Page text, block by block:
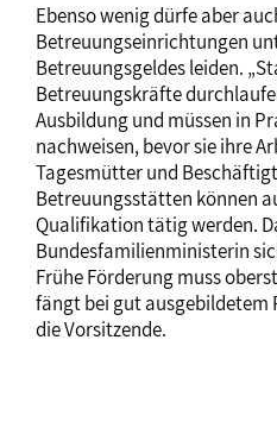
Ebenso wenig dürfe aber
Betreuungseinrichtungen
Betreuungsgeldes leiden.
Betreuungskräfte
Ausbildung und müssen in
nachweisen, bevor sie ihre
Tagesmütter und
Betreuungsstätten können
Qualifikation tätig werden.
Bundesfamilienministerin
Frühe Förderung muss
fängt bei gut ausgebildetem
die Vorsitzende.